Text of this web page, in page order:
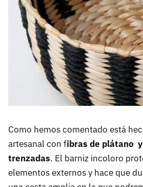
Como hemos comentado está
artesanal con fibras de plátano
trenzadas. El barniz incoloro
elementos externos y hace que